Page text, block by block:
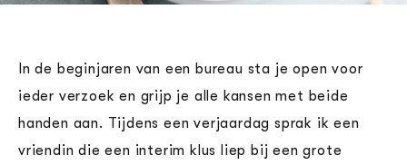
In de beginjaren van een bureau sta je open voor
ieder verzoek en grijp je alle kansen met beide
handen aan. Tijdens een verjaardag sprak ik een
vriendin die een interim klus liep bij een grote